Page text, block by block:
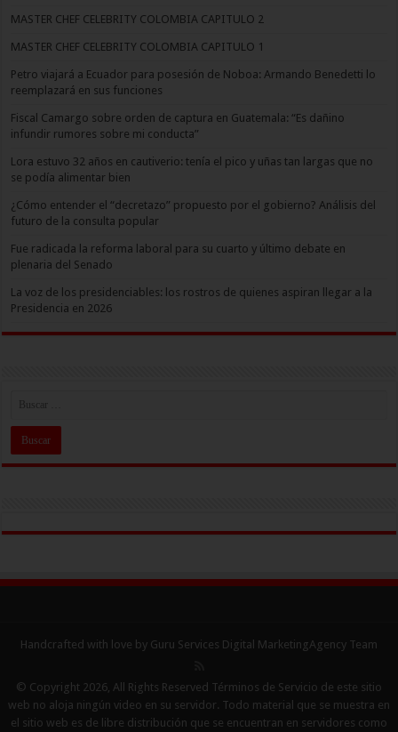
MASTER CHEF CELEBRITY COLOMBIA CAPITULO 2
MASTER CHEF CELEBRITY COLOMBIA CAPITULO 1
Petro viajará a Ecuador para posesión de Noboa: Armando Benedetti lo
reemplazará en sus funciones
Fiscal Camargo sobre orden de captura en Guatemala: “Es dañino
infundir rumores sobre mi conducta”
Lora estuvo 32 años en cautiverio: tenía el pico y uñas tan largas que no
se podía alimentar bien
¿Cómo entender el “decretazo” propuesto por el gobierno? Análisis del
futuro de la consulta popular
Fue radicada la reforma laboral para su cuarto y último debate en
plenaria del Senado
La voz de los presidenciables: los rostros de quienes aspiran llegar a la
Presidencia en 2026
Handcrafted with love by Guru Services Digital MarketingAgency Team
© Copyright 2026, All Rights Reserved Términos de Servicio de este sitio
web no aloja ningún video en su servidor. Todo material que se muestra en
el sitio web es de libre distribución que se encuentran en servidores como